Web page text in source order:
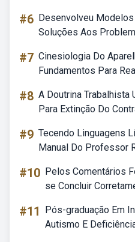
#6 Desenvolveu
Soluções Aos
#7 Cinesiologia Do
Fundamentos Para
#8 A Doutrina
Para Extinção Do
#9 Tecendo Linguagens
Manual Do Professor
#10 Pelos Comentários
se Concluir
#11
Pós-graduação Em
Autismo E